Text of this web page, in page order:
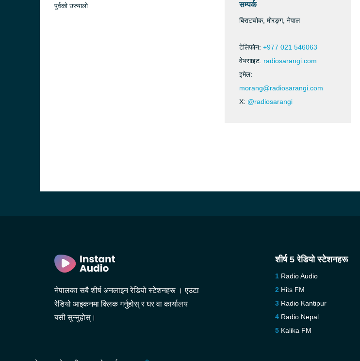
पुर्वको उज्यालो सम्पर्क
बिराटचोक, मोरङ्ग, नेपाल
टेलिफाेन: +977 021 546063
वेभसाइट: radiosarangi.com
इमेल:
morang@radiosarangi.com
X: @radiosarangi
नेपालका सबै शीर्ष अनलाइन रेडियो स्टेशनहरू । एउटा
रेडियो आइकनमा क्लिक गर्नुहोस् र घर वा कार्यालय
बसी सुन्नुहोस्।
शीर्ष 5 रेडियो स्टेशनहरू
Radio Audio
Hits FM
Radio Kantipur
Radio Nepal
Kalika FM